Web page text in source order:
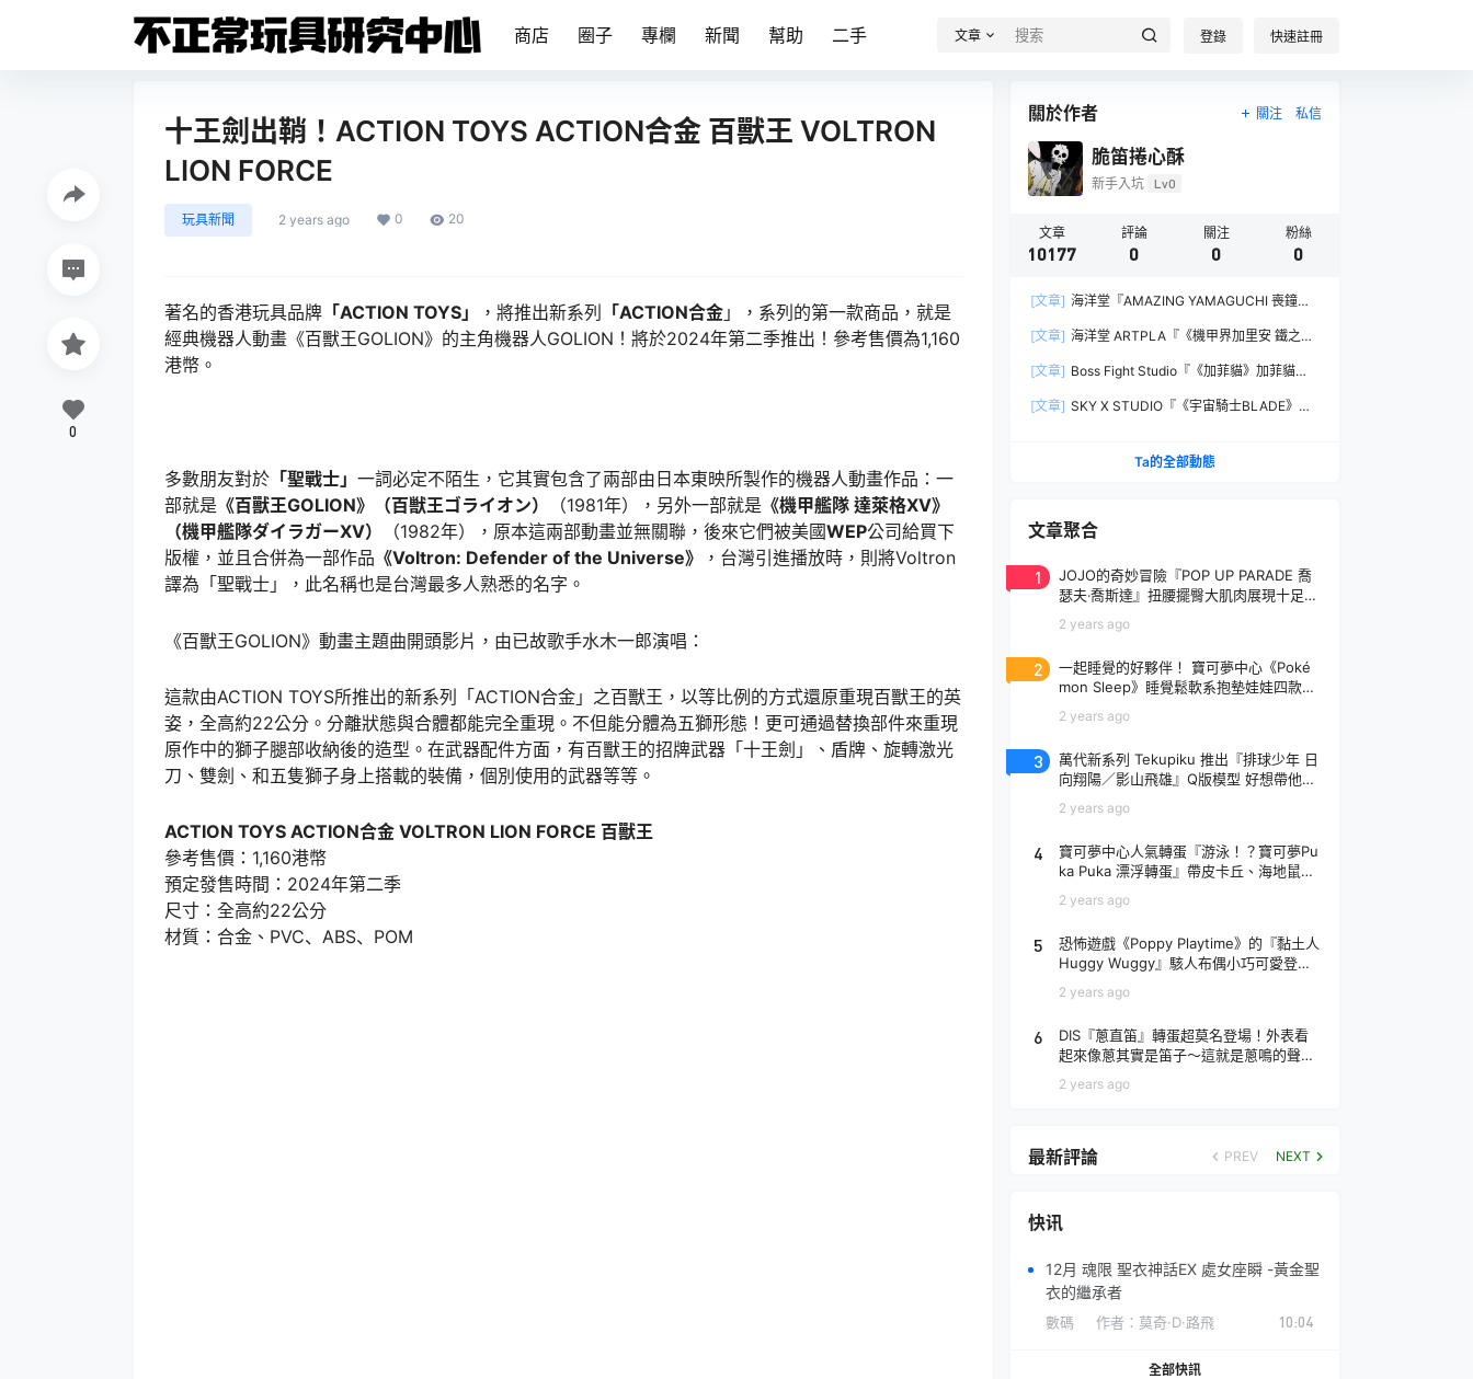
商店 圈子 專欄 新聞 幫助 二手 文章 登錄 快速註冊
十王劍出鞘！ACTION TOYS ACTION合金 百獸王 VOLTRON
LION FORCE
玩具新聞 2 years ago 0 20
著名的香港玩具品牌 「ACTION TOYS」 ，將推出新系列 「ACTION合金 」，系列的第一款商品，就是
經典機器人動畫《百獸王GOLION》的主角機器人GOLION！將於2024年第二季推出！參考售價為1,160
港幣。
多數朋友對於 「聖戰士」 一詞必定不陌生，它其實包含了兩部由日本東映所製作的機器人動畫作品：一
部就是 《百獸王GOLION》（百獣王ゴライオン） （1981年），另外一部就是 《機甲艦隊 達萊格XV》
（機甲艦隊ダイラガーXV）
（1982年），原本這兩部動畫並無關聯，後來它們被美國WEP公司給買下
版權，並且合併為一部作品 《Voltron: Defender of the Universe》
，台灣引進播放時，則將Voltron
譯為「聖戰士」，此名稱也是台灣最多人熟悉的名字。
《百獸王GOLION》動畫主題曲開頭影片，由已故歌手水木一郎演唱：
這款由ACTION TOYS所推出的新系列「ACTION合金」之百獸王，以等比例的方式還原重現百獸王的英
姿，全高約22公分。分離狀態與合體都能完全重現。不但能分體為五獅形態！更可通過替換部件來重現
原作中的獅子腿部收納後的造型。在武器配件方面，有百獸王的招牌武器「十王劍」、盾牌、旋轉激光
刀、雙劍、和五隻獅子身上搭載的裝備，個別使用的武器等等。
ACTION TOYS ACTION合金 VOLTRON LION FORCE 百獸王
參考售價：1,160港幣
預定發售時間：2024年第二季
尺寸：全高約22公分
材質：合金、PVC、ABS、POM
0
關於作者 關注 私信
脆笛捲心酥
新手入坑 Lv0
文章
10177
評論
0
關注
0
粉絲
0
[文章] 海洋堂『AMAZING YAMAGUCHI 喪鐘
之刃與大魄力火焰特效！
[文章] 海洋堂 ARTPLA『《機甲界加里安 鐵之紋
規再現！
[文章] Boss Fight Studio『《加菲貓》加菲貓
受到的龐大份量！
[文章] SKY X STUDIO『《宇宙騎士BLADE》
Ta的全部動態
文章聚合
1
JOJO的奇妙冒險『POP UP PARADE 喬
瑟夫‧喬斯達』扭腰擺臀大肌肉展現十足騷
2 years ago
2
一起睡覺的好夥伴！ 寶可夢中心《Poké
mon Sleep》睡覺鬆軟系抱墊娃娃四款登
2 years ago
3
萬代新系列 Tekupiku 推出『排球少年 日
向翔陽／影山飛雄』Q版模型 好想帶他出
2 years ago
4
寶可夢中心人氣轉蛋『游泳！？寶可夢Pu
ka Puka 漂浮轉蛋』帶皮卡丘、海地鼠去
2 years ago
5
恐怖遊戲《Poppy Playtime》的『黏土人
Huggy Wuggy』駭人布偶小巧可愛登
2 years ago
6
DIS『蔥直笛』轉蛋超莫名登場！外表看
起來像蔥其實是笛子～這就是蔥鳴的聲音
2 years ago
最新評論 PREV NEXT
快讯
12月 魂限 聖衣神話EX 處女座瞬 -黃金聖
衣的繼承者
數碼 作者： 莫奇·D·路飛 10:04
全部快訊